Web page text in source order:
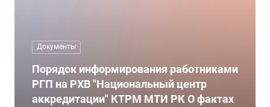
Документы
Порядок информирования работниками
РГП на РХВ "Национальный центр
аккредитации" КТРМ МТИ РК О фактах